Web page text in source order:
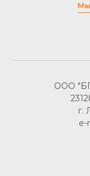
ООО
г.
e-